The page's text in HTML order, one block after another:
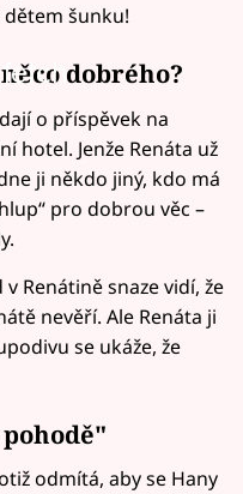
dětem šunku!
dobrého?
o příspěvek na
hotel. Jenže Renáta už
ji někdo jiný, kdo má
pro dobrou věc –
Renátině snaze vidí, že
nevěří. Ale Renáta ji
se ukáže, že
odmítá, aby se Hany